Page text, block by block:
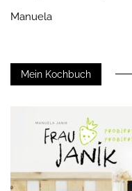
Manuela
Mein Kochbuch